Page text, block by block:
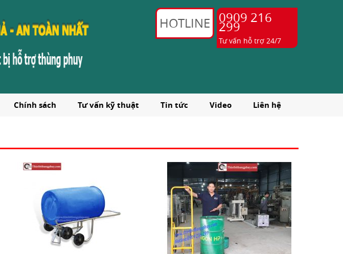
HOTLINE 0909 216
299
Tư vấn hỗ trợ 24/7
Chính sách Tư vấn kỹ thuật Tin tức Video Liên hệ